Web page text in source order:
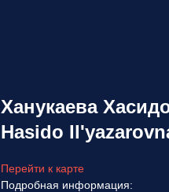
Ханукаева
Hasido
Перейти к карте
Подробная информация: